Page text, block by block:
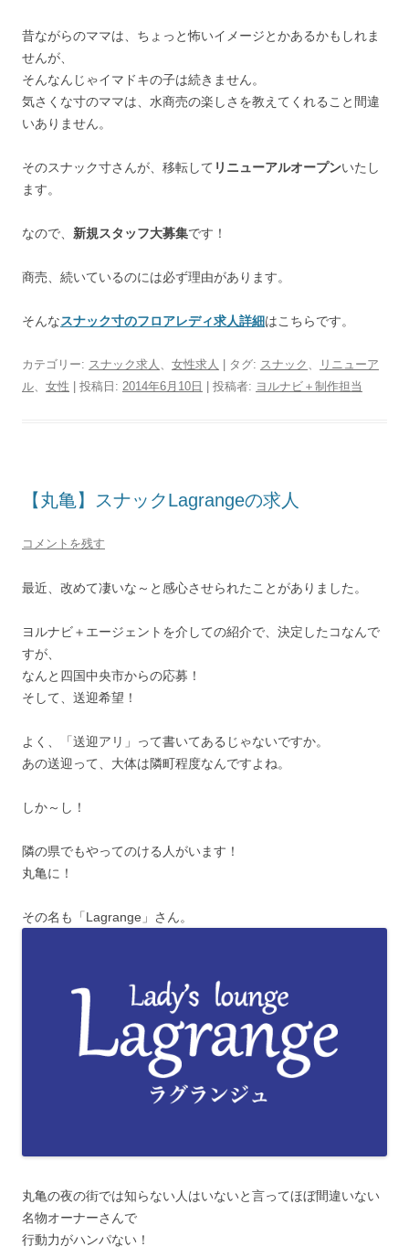
昔ながらのママは、ちょっと怖いイメージとかあるかもしれま
せんが、
そんなんじゃイマドキの子は続きません。
気さくな寸のママは、水商売の楽しさを教えてくれること間違
いありません。
そのスナック寸さんが、移転して リニューアルオープンいたし
ます。
なので、 新規スタッフ大募集です！
商売、続いているのには必ず理由があります。
そんなスナック寸のフロアレディ求人詳細はこちらです。
カテゴリー: スナック求人 、 女性求人 | タグ: スナック 、
リニューア
ル、 女性 | 投稿日: 2014年6月10日 投稿者: ヨルナビ＋制作担当
【丸亀】スナックLagrangeの求人
コメントを残す
最近、改めて凄いな～と感心させられたことがありました。
ヨルナビ＋エージェントを介しての紹介で、決定したコなんで
すが、
なんと四国中央市からの応募！
そして、送迎希望！
よく、「送迎アリ」って書いてあるじゃないですか。
あの送迎って、大体は隣町程度なんですよね。
しか～し！
隣の県でもやってのける人がいます！
丸亀に！
その名も「Lagrange」さん。
丸亀の夜の街では知らない人はいないと言ってほぼ間違いない
名物オーナーさんで
行動力がハンパない！